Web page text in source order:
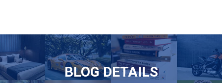
BLOG DETAILS